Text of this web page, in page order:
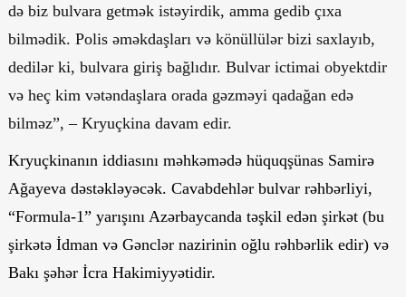
də biz bulvara getmək istəyirdik, amma gedib çıxa
bilmədik. Polis əməkdaşları və könüllülər bizi saxlayıb,
dedilər ki, bulvara giriş bağlıdır. Bulvar ictimai obyektdir
və heç kim vətəndaşlara orada gəzməyi qadağan edə
bilməz”, – Kryuçkina davam edir.
Kryuçkinanın iddiasını məhkəmədə hüquqşünas Samirə
Ağayeva dəstəkləyəcək. Cavabdehlər bulvar rəhbərliyi,
“Formula-1” yarışını Azərbaycanda təşkil edən şirkət (bu
şirkətə İdman və Gənclər nazirinin oğlu rəhbərlik edir) və
Bakı şəhər İcra Hakimiyyətidir.